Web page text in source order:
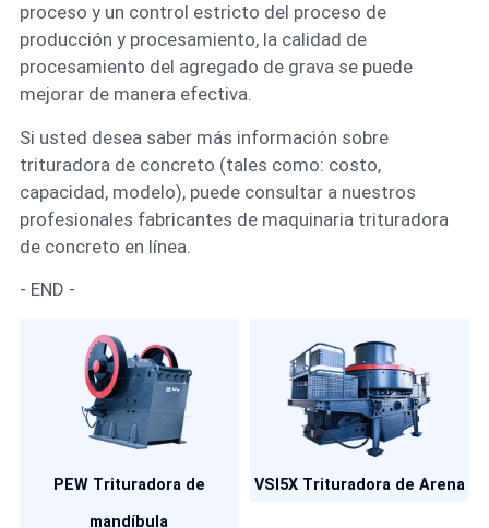
proceso y un control estricto del proceso de
producción y procesamiento, la calidad de
procesamiento del agregado de grava se puede
mejorar de manera efectiva.
Si usted desea saber más información sobre
trituradora de concreto (tales como: costo,
capacidad, modelo), puede consultar a nuestros
profesionales fabricantes de maquinaria trituradora
de concreto en línea.
- END -
PEW Trituradora de
mandíbula
VSI5X Trituradora de Arena